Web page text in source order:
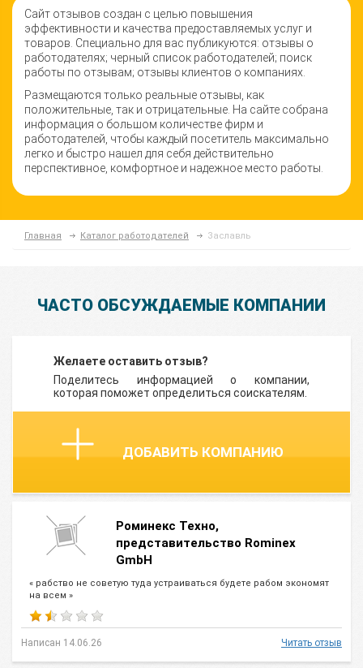
Сайт отзывов создан с целью повышения
эффективности и качества предоставляемых услуг и
товаров. Специально для вас публикуются: отзывы о
работодателях; черный список работодателей; поиск
работы по отзывам; отзывы клиентов о компаниях.
Размещаются только реальные отзывы, как
положительные, так и отрицательные. На сайте собрана
информация о большом количестве фирм и
работодателей, чтобы каждый посетитель максимально
легко и быстро нашел для себя действительно
перспективное, комфортное и надежное место работы.
Главная Каталог работодателей Заславль
ЧАСТО ОБСУЖДАЕМЫЕ КОМПАНИИ
Желаете оставить отзыв?
Поделитесь информацией о компании,
которая поможет определиться соискателям.
ДОБАВИТЬ КОМПАНИЮ
Роминекс Техно,
представительство Rominex
GmbH
« рабство не советую туда устраиваться будете рабом экономят
на всем »
Написан 14.06.26 Читать отзыв